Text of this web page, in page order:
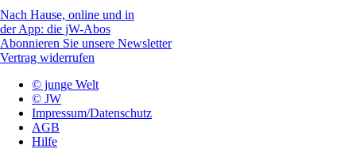
Nach Hause, online und in
der App: die jW-Abos
Abonnieren Sie unsere Newsletter
Vertrag widerrufen
© junge Welt
© JW
Impressum/Datenschutz
AGB
Hilfe